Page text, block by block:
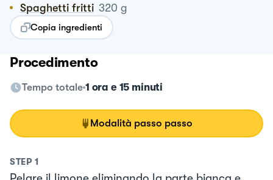
Spaghetti fritti 320 g
Copia ingredienti
Procedimento
Tempo totale 1 ora e 15 minuti
Modalità passo passo
STEP 1